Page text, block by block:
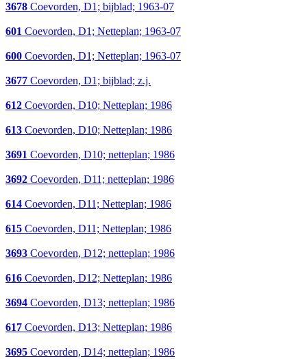
3678 Coevorden, D1; bijblad; 1963-07
601 Coevorden, D1; Netteplan; 1963-07
600 Coevorden, D1; Netteplan; 1963-07
3677 Coevorden, D1; bijblad; z.j.
612 Coevorden, D10; Netteplan; 1986
613 Coevorden, D10; Netteplan; 1986
3691 Coevorden, D10; netteplan; 1986
3692 Coevorden, D11; netteplan; 1986
614 Coevorden, D11; Netteplan; 1986
615 Coevorden, D11; Netteplan; 1986
3693 Coevorden, D12; netteplan; 1986
616 Coevorden, D12; Netteplan; 1986
3694 Coevorden, D13; netteplan; 1986
617 Coevorden, D13; Netteplan; 1986
3695 Coevorden, D14; netteplan; 1986